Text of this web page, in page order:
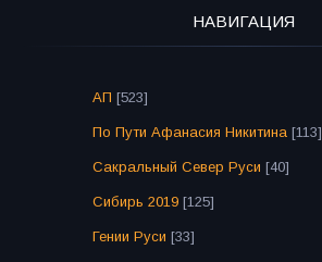
НАВИГАЦИЯ
АП [523]
По Пути Афанасия Никитина [113]
Сакральный Север Руси [40]
Сибирь 2019 [125]
Гении Руси [33]